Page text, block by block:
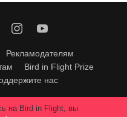
Рекламодателям
Bird in Flight Prize
нас
только с согласия
на Bird in Flight, вы